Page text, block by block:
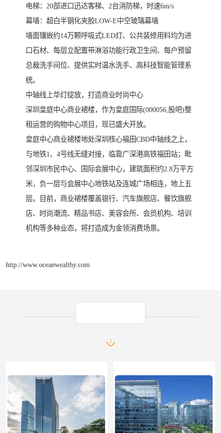
电梯：20部进口迅达客梯、2台消防梯，时速6m/s
幕墙：超白半钢化夹胶LOW-E中空玻璃幕墙
墙面镶嵌约14万颗呼吸式LED灯、公共装修用料均为进
口石材、每层立配置带淋浴功能行政卫生间、每户预留
总裁洗手间位、提供实时温水洗手、高科技智能管理系
统。
中轴线上华灯绽放，打造商业时尚中心
深圳皇庭中心商业裙楼，作为皇庭国际(000056,股吧)整
租运营的购物中心项目，现已盛大开放。
皇庭中心商业裙楼地处深圳核心福田CBD中轴线之上，
与地铁1、4号线无缝对接，临靠广深港高铁福田站；毗
邻深圳市民中心、国际会展中心，建筑面积约2.8万平方
米，负一层与会展中心地铁站及连城广场相连，地上五
层。目前，商业裙楼覆盖银行、汽车旗舰店、餐饮旗舰
店、时尚潮流、精品书店、美容会所、会员机构、培训
机构等多种业态，将打造成为金领消费场景。
http://www.oceanwealthy.com